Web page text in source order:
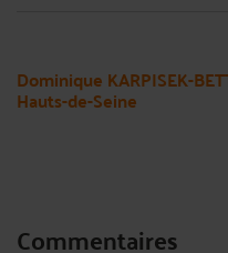
Dominique KARPISEK-
Hauts-de-Seine
Commentaires